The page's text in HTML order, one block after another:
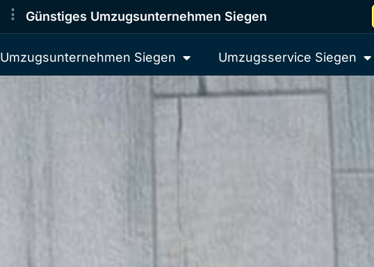
Günstiges Umzugsunternehmen Siegen
Umzugsunternehmen Siegen Umzugsservice Siegen